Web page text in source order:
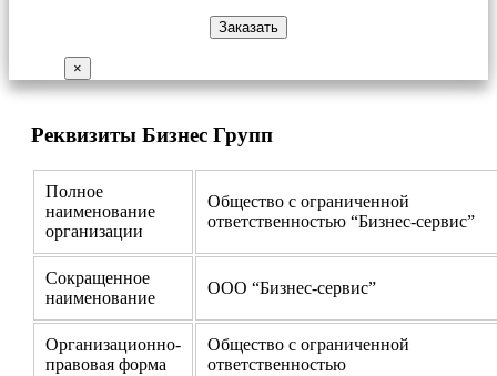
×
Реквизиты Бизнес Групп
Полное
наименование
организации
Общество с ограниченной
ответственностью “Бизнес-сервис”
Сокращенное
наименование
ООО “Бизнес-сервис”
Организационно-
правовая форма
Общество с ограниченной
ответственностью